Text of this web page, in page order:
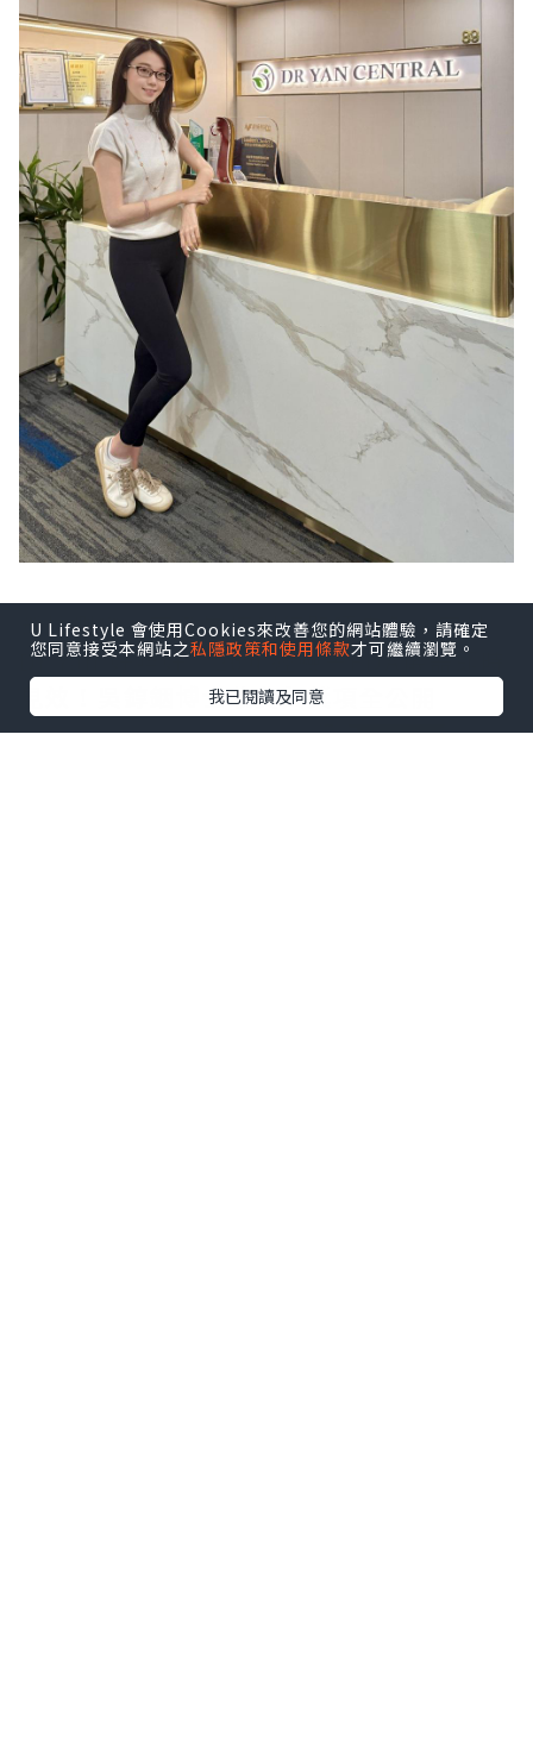
脊柱側彎、高低肩搞到行路唔自然？實試
Dr Yan 好唔好｜26年經驗＋FDA儀器即時
見效！吳錞銦博士收費與獎項全公開
U Lifestyle 會使用Cookies來改善您的網站體驗，請確定
您同意接受本網站之私隱政策和使用條款才可繼續瀏覽。
我已閱讀及同意